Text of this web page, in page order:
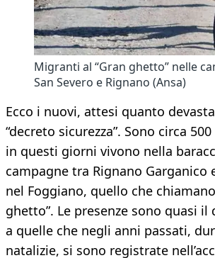
Migranti al “Gran ghetto” nelle
San Severo e Rignano (Ansa)
Ecco i nuovi, attesi quanto
“decreto sicurezza”. Sono circa
in questi giorni vivono nella
campagne tra Rignano Garganico
nel Foggiano, quello che
ghetto”. Le presenze sono quasi
a quelle che negli anni passati,
natalizie, si sono registrate